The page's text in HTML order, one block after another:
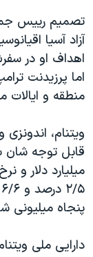
چهل سال
قانون شفافیت
اعتراضات مردمی
اسرائیل در جنگ
نرگس محمدی
همایش
صفحه‌های ویژه
سفر پرزیدنت
تصمیم رییس
آزاد آسیا
اهداف او در
اما پرزیدنت
منطقه و ایالات
ویتنام،
پنجاه میلیونی